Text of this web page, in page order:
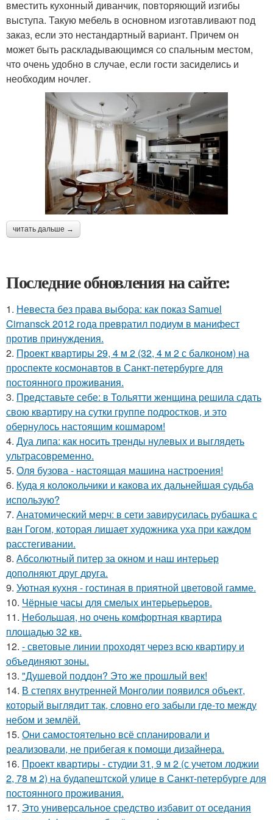
вместить кухонный диванчик, повторяющий изгибы
выступа. Такую мебель в основном изготавливают под
заказ, если это нестандартный вариант. Причем он
может быть раскладывающимся со спальным местом,
что очень удобно в случае, если гости засиделись и
необходим ночлег.
читать дальше →
Последние обновления на сайте:
1. Невеста без права выбора: как показ Samuel
Cirnansck 2012 года превратил подиум в манифест
против принуждения.
2. Проект квартиры 29, 4 м 2 (32, 4 м 2 с балконом) на
проспекте космонавтов в Санкт-петербурге для
постоянного проживания.
3. Представьте себе: в Тольятти женщина решила сдать
свою квартиру на сутки группе подростков, и это
обернулось настоящим кошмаром!
4. Дуа липа: как носить тренды нулевых и выглядеть
ультрасовременно.
5. Оля бузова - настоящая машина настроения!
6. Куда я колокольчики и какова их дальнейшая судьба
использую?
7. Анатомический мерч: в сети завирусилась рубашка с
ван Гогом, которая лишает художника уха при каждом
расстегивании.
8. Абсолютный питер за окном и наш интерьер
дополняют друг друга.
9. Уютная кухня - гостиная в приятной цветовой гамме.
10. Чёрные часы для смелых интерьерьеров.
11. Небольшая, но очень комфортная квартира
площадью 32 кв.
12. - световые линии проходят через всю квартиру и
объединяют зоны.
13. "Душевой поддон? Это же прошлый век!
14. В степях внутренней Монголии появился объект,
который выглядит так, словно его забыли где-то между
небом и землёй.
15. Они самостоятельно всё спланировали и
реализовали, не прибегая к помощи дизайнера.
16. Проект квартиры - студии 31, 9 м 2 (с учетом лоджии
2, 78 м 2) на будапештской улице в Санкт-петербурге для
постоянного проживания.
17. Это универсальное средство избавит от оседания